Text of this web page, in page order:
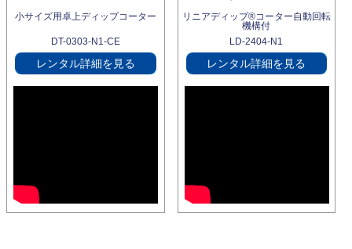
小サイズ用卓上ディップコーター
DT-0303-N1-CE
レンタル詳細を見る
リニアディップ®コーター自動回転
機構付
LD-2404-N1
レンタル詳細を見る